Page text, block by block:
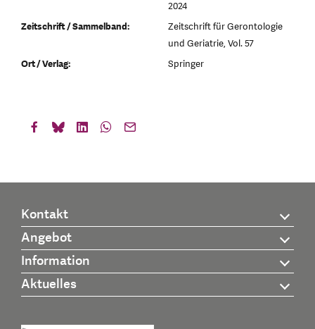
2024
Zeitschrift / Sammelband:
Zeitschrift für Gerontologie
und Geriatrie, Vol. 57
Ort / Verlag:
Springer
Kontakt
Angebot
Information
Aktuelles